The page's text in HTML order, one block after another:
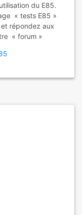
du E85.
« tests E85 »
répondez aux
« forum »